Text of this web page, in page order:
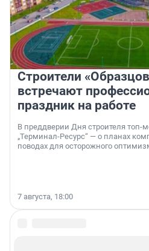
Строители
встречают
праздник на работе
В преддверии Дня строителя
„Терминал-Ресурс“ — о планах
поводах для осторожного
7 августа, 18:00